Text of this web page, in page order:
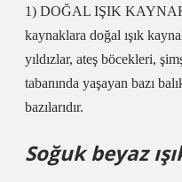
1) DOĞAL IŞIK
kaynaklara doğal ışık
yıldızlar, ateş böcekleri,
tabanında yaşayan bazı
bazılarıdır.
Soğuk beyaz